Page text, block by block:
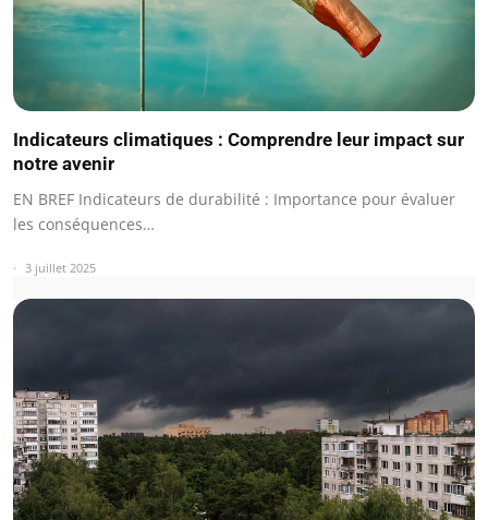
Indicateurs climatiques : Comprendre leur impact sur
notre avenir
EN BREF Indicateurs de durabilité : Importance pour évaluer
les conséquences…
3 juillet 2025